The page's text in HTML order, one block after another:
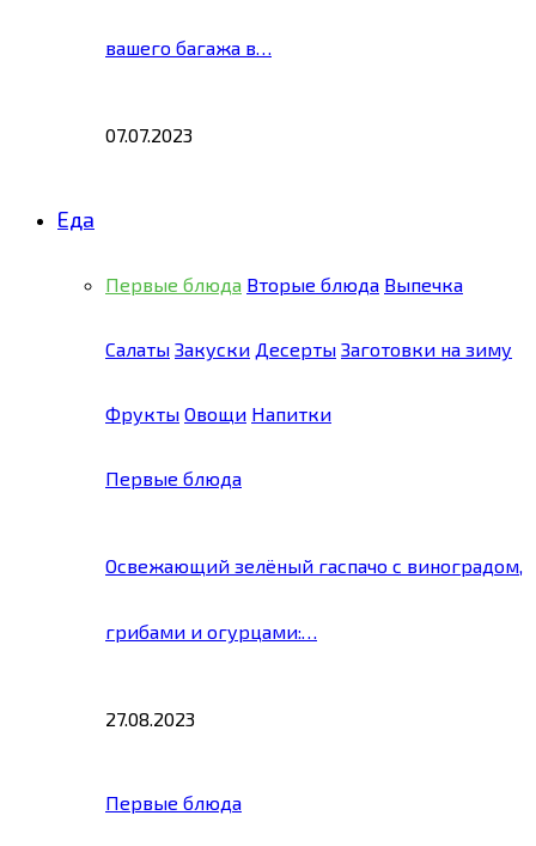
вашего багажа в…
07.07.2023
Еда
Первые блюда Вторые блюда Выпечка
Салаты Закуски Десерты Заготовки на зиму
Фрукты Овощи Напитки
Первые блюда
Освежающий зелёный гаспачо с виноградом,
грибами и огурцами:…
27.08.2023
Первые блюда